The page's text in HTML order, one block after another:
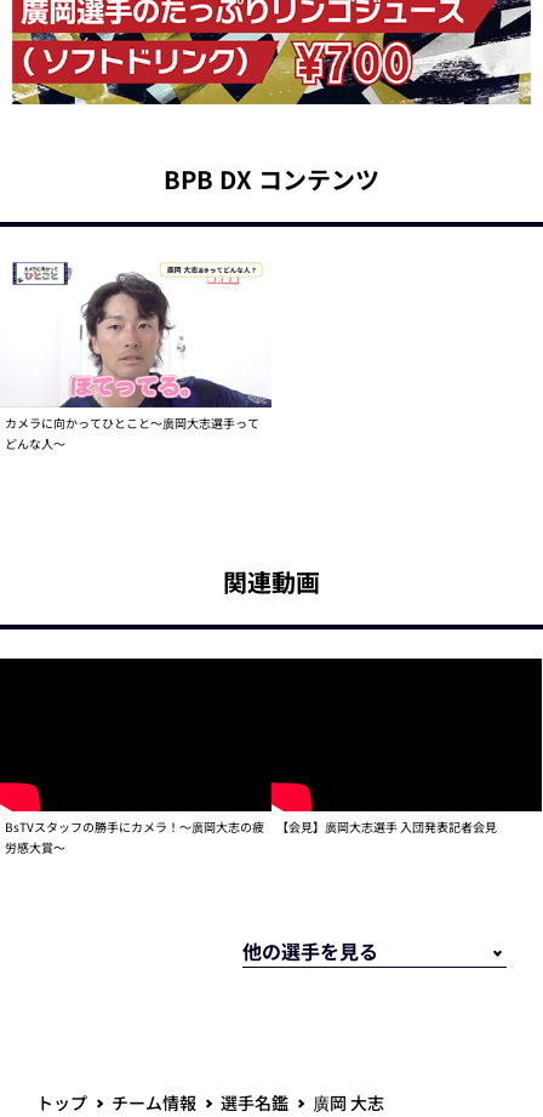
BPB DX コンテンツ
カメラに向かってひとこと～廣岡大志選手って
どんな人～
関連動画
BsTVスタッフの勝手にカメラ！～廣岡大志の疲
労感大賞～
【会見】廣岡大志選手 入団発表記者会見
トップ チーム情報 選手名鑑 廣岡 大志